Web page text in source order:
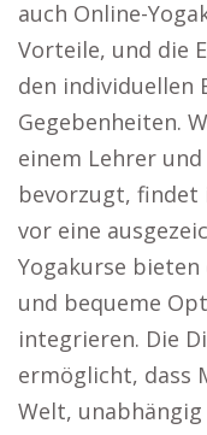
auch Online-
Vorteile, und die
den individuellen
Gegebenheiten.
einem Lehrer
bevorzugt, findet
vor eine
Yogakurse
und bequeme
integrieren. Die
ermöglicht, dass
Welt,